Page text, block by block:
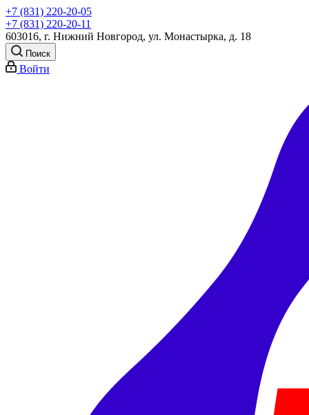
+7 (831) 220-20-05
+7 (831) 220-20-11
603016, г. Нижний Новгород, ул. Монастырка, д. 18
Поиск
Войти